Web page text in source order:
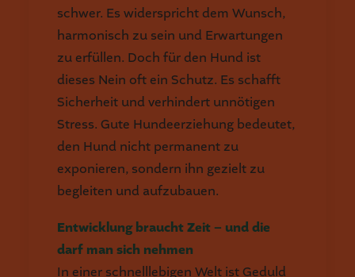
schwer. Es widerspricht dem Wunsch,
harmonisch zu sein und Erwartungen
zu erfüllen. Doch für den Hund ist
dieses Nein oft ein Schutz. Es schafft
Sicherheit und verhindert unnötigen
Stress. Gute Hundeerziehung bedeutet,
den Hund nicht permanent zu
exponieren, sondern ihn gezielt zu
begleiten und aufzubauen.
Entwicklung braucht Zeit – und die
darf man sich nehmen
In einer schnelllebigen Welt ist Geduld